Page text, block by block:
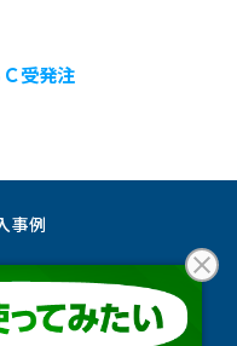
受発注
事例